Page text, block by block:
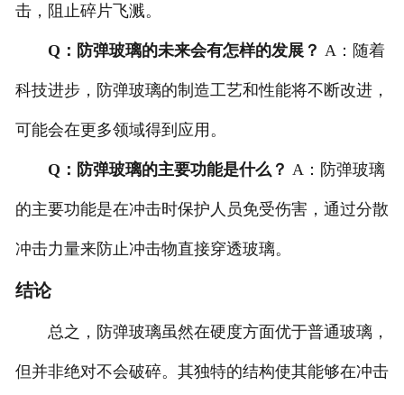
击，阻止碎片飞溅。
Q：防弹玻璃的未来会有怎样的发展？ A：随着
科技进步，防弹玻璃的制造工艺和性能将不断改进，
可能会在更多领域得到应用。
Q：防弹玻璃的主要功能是什么？ A：防弹玻璃
的主要功能是在冲击时保护人员免受伤害，通过分散
冲击力量来防止冲击物直接穿透玻璃。
结论
总之，防弹玻璃虽然在硬度方面优于普通玻璃，
但并非绝对不会破碎。其独特的结构使其能够在冲击